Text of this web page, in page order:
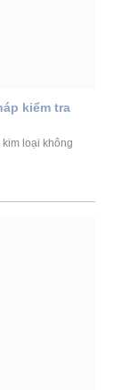
kiểm tra
loại không